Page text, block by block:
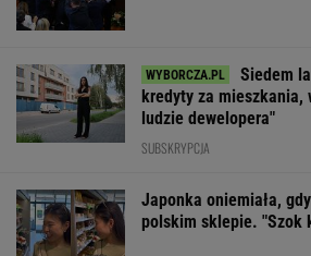
Siedem
kredyty za mieszkania,
ludzie dewelopera"
SUBSKRYPCJA
Japonka oniemiała,
polskim sklepie. "Szok